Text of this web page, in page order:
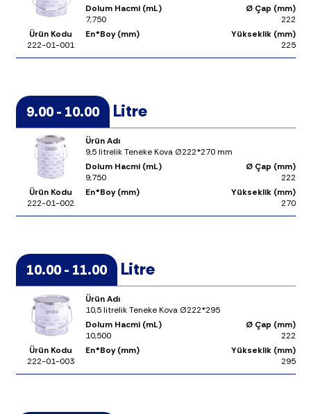
Dolum Hacmi (mL)
7,750
Ø Çap (mm)
222
Ürün Kodu
222-01-001
En*Boy (mm)
Yükseklik (mm)
225
9.00 - 10.00 Litre
Ürün Adı
9,5 litrelik Teneke Kova Ø222*270 mm
Dolum Hacmi (mL)
9,750
Ø Çap (mm)
222
Ürün Kodu
222-01-002
En*Boy (mm)
Yükseklik (mm)
270
10.00 - 11.00 Litre
Ürün Adı
10,5 litrelik Teneke Kova Ø222*295
Dolum Hacmi (mL)
10,500
Ø Çap (mm)
222
Ürün Kodu
222-01-003
En*Boy (mm)
Yükseklik (mm)
295